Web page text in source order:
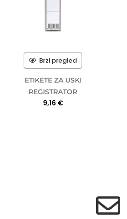
Brzi pregled
ETIKETE ZA USKI
REGISTRATOR
9,16 €